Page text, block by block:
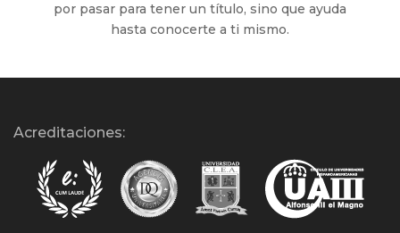
por pasar para tener un título, sino que ayuda
hasta conocerte a ti mismo.
Acreditaciones: